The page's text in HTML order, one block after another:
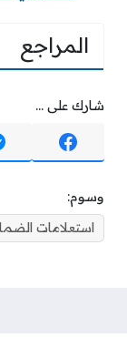
المراجع
شارك على ...
وسوم:
استعلامات